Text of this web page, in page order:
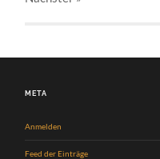
META
Anmelden
Feed der Einträge